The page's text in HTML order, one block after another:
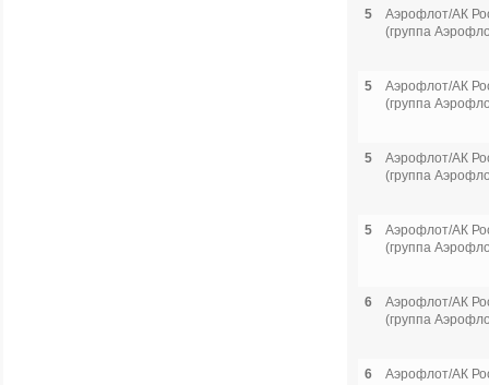
5
Аэрофлот/АК
(группа
5
Аэрофлот/АК
(группа
5
Аэрофлот/АК
(группа
5
Аэрофлот/АК
(группа
6
Аэрофлот/АК
(группа
6
Аэрофлот/АК